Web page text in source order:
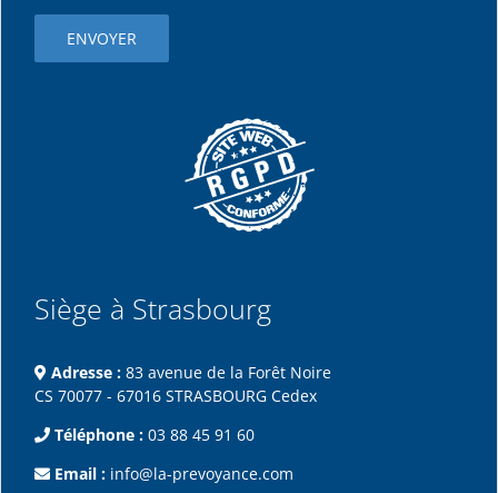
Siège à Strasbourg
Adresse : 83 avenue de la Forêt Noire
CS 70077 - 67016 STRASBOURG Cedex
Téléphone : 03 88 45 91 60
Email : info@la-prevoyance.com